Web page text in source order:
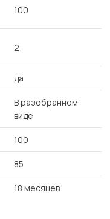
100
2
да
В разобранном
виде
100
85
18 месяцев